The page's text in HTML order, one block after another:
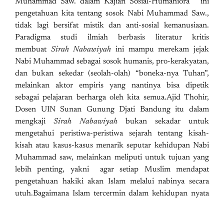
pengetahuan kita tentang sosok Nabi Muhammad Saw.,
tidak lagi bersifat mistik dan anti-sosial kemanusiaan.
Paradigma studi ilmiah berbasis literatur kritis
membuat Sirah Nabawiyah ini mampu merekam jejak
Nabi Muhammad sebagai sosok humanis, pro-kerakyatan,
dan bukan sekedar (seolah-olah) “boneka-nya Tuhan”,
melainkan aktor empiris yang nantinya bisa dipetik
sebagai pelajaran berharga oleh kita semua.Ajid Thohir,
Dosen UIN Sunan Gunung Djati Bandung itu dalam
mengkaji Sirah Nabawiyah bukan sekadar untuk
mengetahui peristiwa-peristiwa sejarah tentang kisah-
kisah atau kasus-kasus menarik seputar kehidupan Nabi
Muhammad saw, melainkan meliputi untuk tujuan yang
lebih penting, yakni agar setiap Muslim mendapat
pengetahuan hakiki akan Islam melalui nabinya secara
utuh.Bagaimana Islam tercermin dalam kehidupan nyata